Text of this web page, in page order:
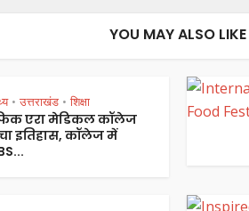
YOU MAY ALSO LIKE
• उत्तराखंड • शिक्षा
एरा मेडिकल कॉलेज
इतिहास, कॉलेज में